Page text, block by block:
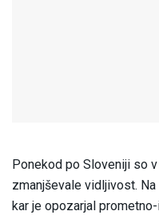
Ponekod po Sloveniji so
zmanjševale vidljivost.
kar je opozarjal